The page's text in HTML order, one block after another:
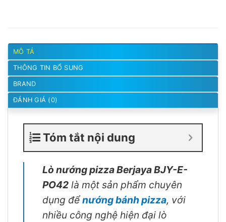
MÔ TẢ
THÔNG TIN BỔ SUNG
BRAND
ĐÁNH GIÁ (0)
Tóm tắt nội dung
Lò nướng pizza Berjaya BJY-E-
PO42 là một sản phẩm chuyên
dụng đểnướng bánh pizza, với
nhiều công nghệ hiện đại lò